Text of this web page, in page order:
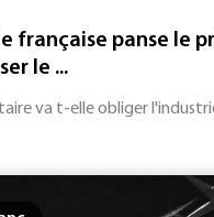
française panse le
le ...
va t-elle obliger